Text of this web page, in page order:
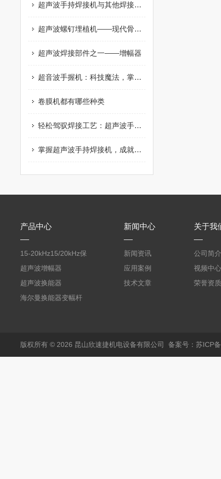
超声波手持焊接机与其他焊接技术的比较：优缺点分析
超声波螺钉埋植机——现代骨科手术的革命性工具
超声波焊接部件之一——增幅器
超音波手握机：科技魔法，掌中宝藏
卷膜机都有哪些种类
轻松驾驭焊接工艺：超声波手持焊接机来袭
掌握超声波手持焊接机，成就焊接技艺
产品中心
15-20kHz15/20kHz保
护膜自动卷膜机 气动款
超声波增幅器
超声波换能器
海尔曼换能器变幅杆
新闻中心
新闻资讯
应用案例
技术文章
关于我
公司简介
视频中心
荣誉资质
版权所有 © 2026 昆山欣速捷机电设备有限公司 备案号：苏ICP